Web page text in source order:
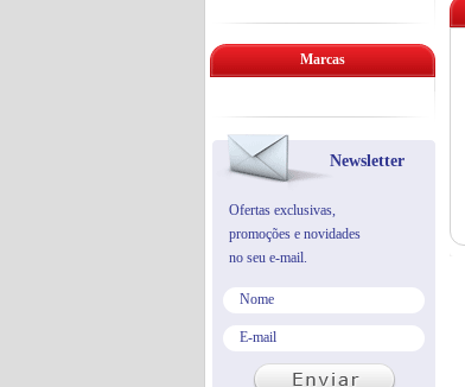
Marcas
Newsletter
Ofertas exclusivas,
promoções e novidades
no seu e-mail.